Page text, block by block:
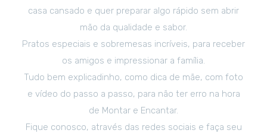
casa cansado e quer preparar algo rápido sem abrir
mão da qualidade e sabor.
Pratos especiais e sobremesas incríveis, para receber
os amigos e impressionar a família.
Tudo bem explicadinho, como dica de mãe, com foto
e vídeo do passo a passo, para não ter erro na hora
de Montar e Encantar.
Fique conosco, através das redes sociais e faça seu